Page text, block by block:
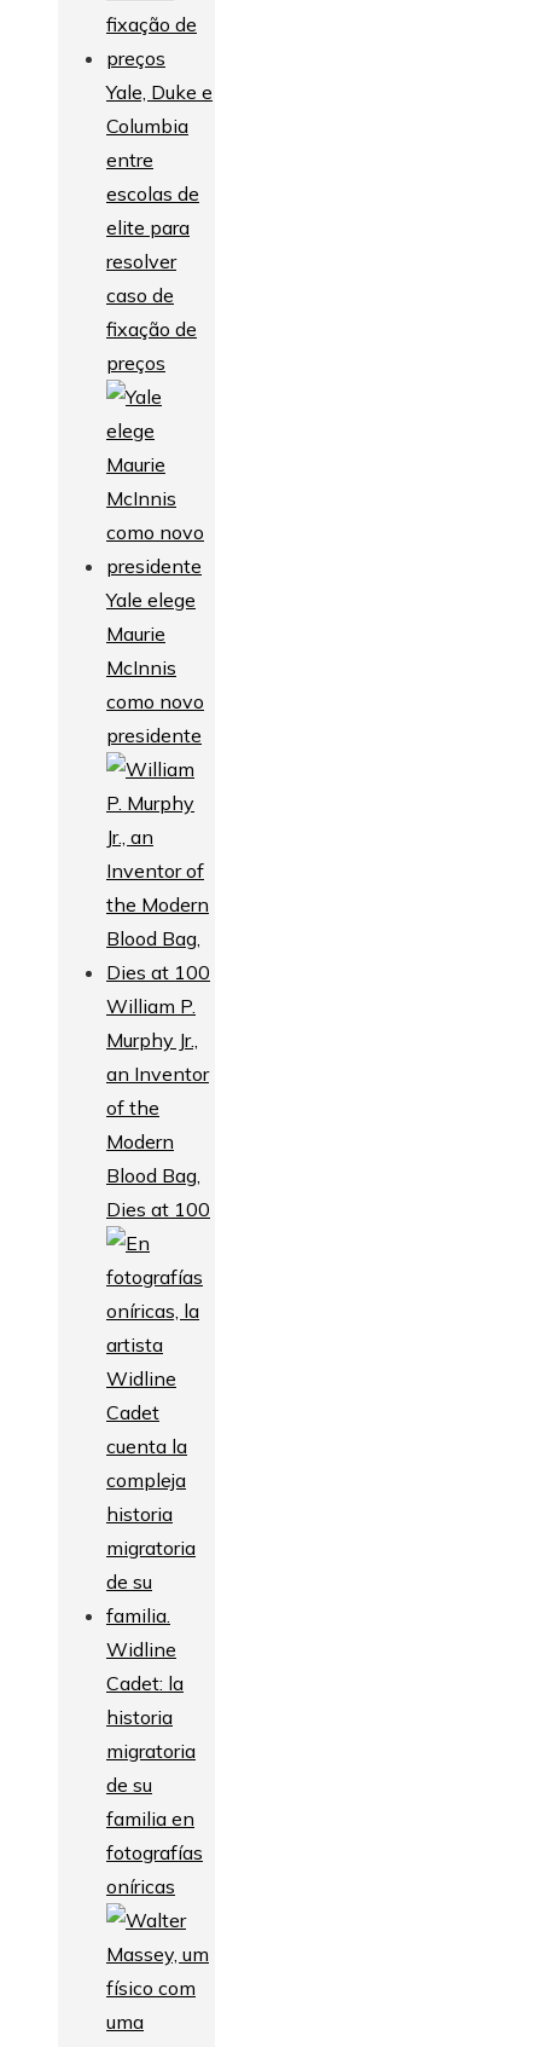
Yale, Duke e
Columbia
entre
escolas de
elite para
resolver
caso de
fixação de
preços
Yale elege
Maurie
McInnis
como novo
presidente
William P.
Murphy Jr.,
an Inventor
of the
Modern
Blood Bag,
Dies at 100
Widline
Cadet: la
historia
migratoria
de su
familia en
fotografías
oníricas